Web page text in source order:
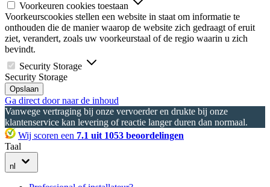
Voorkeuren cookies toestaan
Voorkeurscookies stellen een website in staat om informatie te
onthouden die de manier waarop de website zich gedraagt of eruit
ziet, verandert, zoals uw voorkeurstaal of de regio waarin u zich
bevindt.
Security Storage
Security Storage
Opslaan
Ga direct door naar de inhoud
Vanwege vertraging bij onze vervoerder en drukte bij onze
klantenservice kan levering of reactie langer duren dan normaal.
Wij scoren een 7.1 uit 1053 beoordelingen
Taal
nl